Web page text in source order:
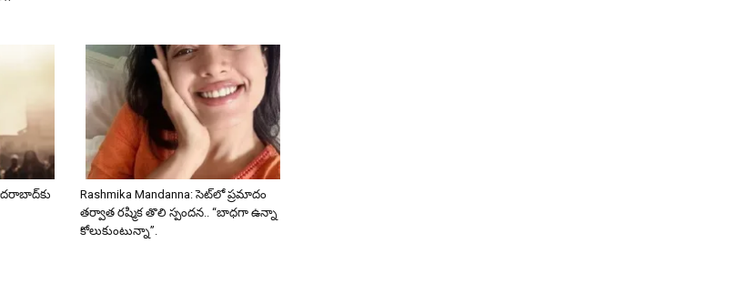
Rashmika Mandanna: సెట్‌లో ప్రమాదం
తర్వాత రష్మిక తొలి స్పందన.. “బాధగా ఉన్నా
కోలుకుంటున్నా”.